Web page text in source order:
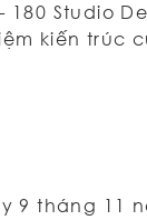
180 Studio
kiến ​​trúc
9 tháng 11